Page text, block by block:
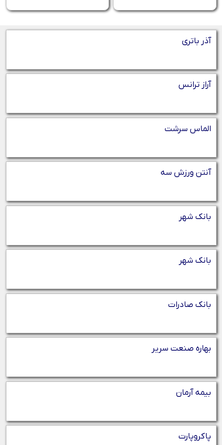
آذر باتری
آراز ترانس
الماس سرشت
آنتن ورزش سه
بانک شهر
بانک شهر
بانک صادرات
بهاره صنعت سریر
بیمه آرمان
پاکروپارت